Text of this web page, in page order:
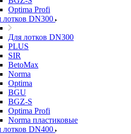
Optima Profi
лотков DN300
Для лотков DN300
PLUS
SIR
BetoMax
Norma
Optima
BGU
BGZ-S
Optima Profi
Norma пластиковые
лотков DN400